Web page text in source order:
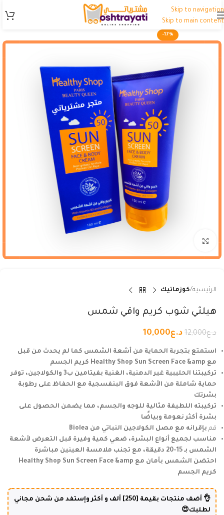
Skip to navigation
Skip to main content
-17%
الرئيسية كوزماتيك
هيلثي شوب كريم واقي شمس
د.ع12,000 د.ع10,000
استمتع بتجربة الحماية من أشعة الشمس كما لم يحدث من قبل
مع Healthy Shop Sun Screen Face &amp كريم الجسم
تركيبتنا الحليبية غير الدهنية، الغنية بفيتامين ب3 والكولاجين، توفر
حماية شاملة من الأشعة فوق البنفسجية مع الحفاظ على رطوبة
بشرتك
تركيبته اللطيفة مثالية للوجه والجسم، مما يضمن الحصول على
بشرة أكثر نعومة وبياضًا
قم بإقرانه مع مصل الكولاجين النباتي من Biolea
مناسب لجميع أنواع البشرة، ضعي كمية وفيرة قبل التعرض لأشعة
الشمس بـ 15-20 دقيقة، مع تجنب ملامسة العينين مباشرة
احتضن الشمس بأمان مع Healthy Shop Sun Screen Face &amp
كريم الجسم
👌 أضف منتجات بقيمة [250] ألف و أكثر وإستفد من شحن مجاني
لطلبك😍